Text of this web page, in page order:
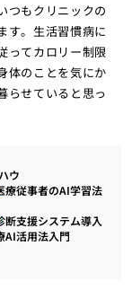
つもクリニックの
す。生活習慣病に
ってカロリー制限
体のことを気にか
らせていると思っ
ウ
療従事者のAI学習法
断支援システム導入
AI活用法入門